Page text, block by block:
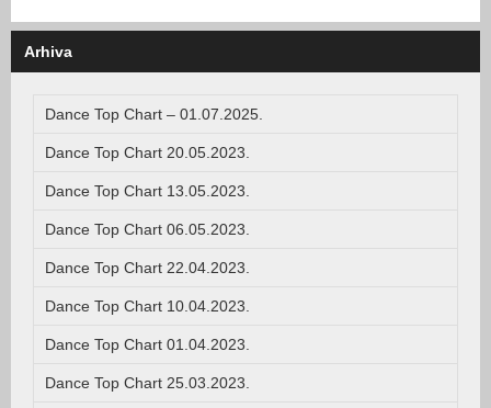
Arhiva
Dance Top Chart – 01.07.2025.
Dance Top Chart 20.05.2023.
Dance Top Chart 13.05.2023.
Dance Top Chart 06.05.2023.
Dance Top Chart 22.04.2023.
Dance Top Chart 10.04.2023.
Dance Top Chart 01.04.2023.
Dance Top Chart 25.03.2023.